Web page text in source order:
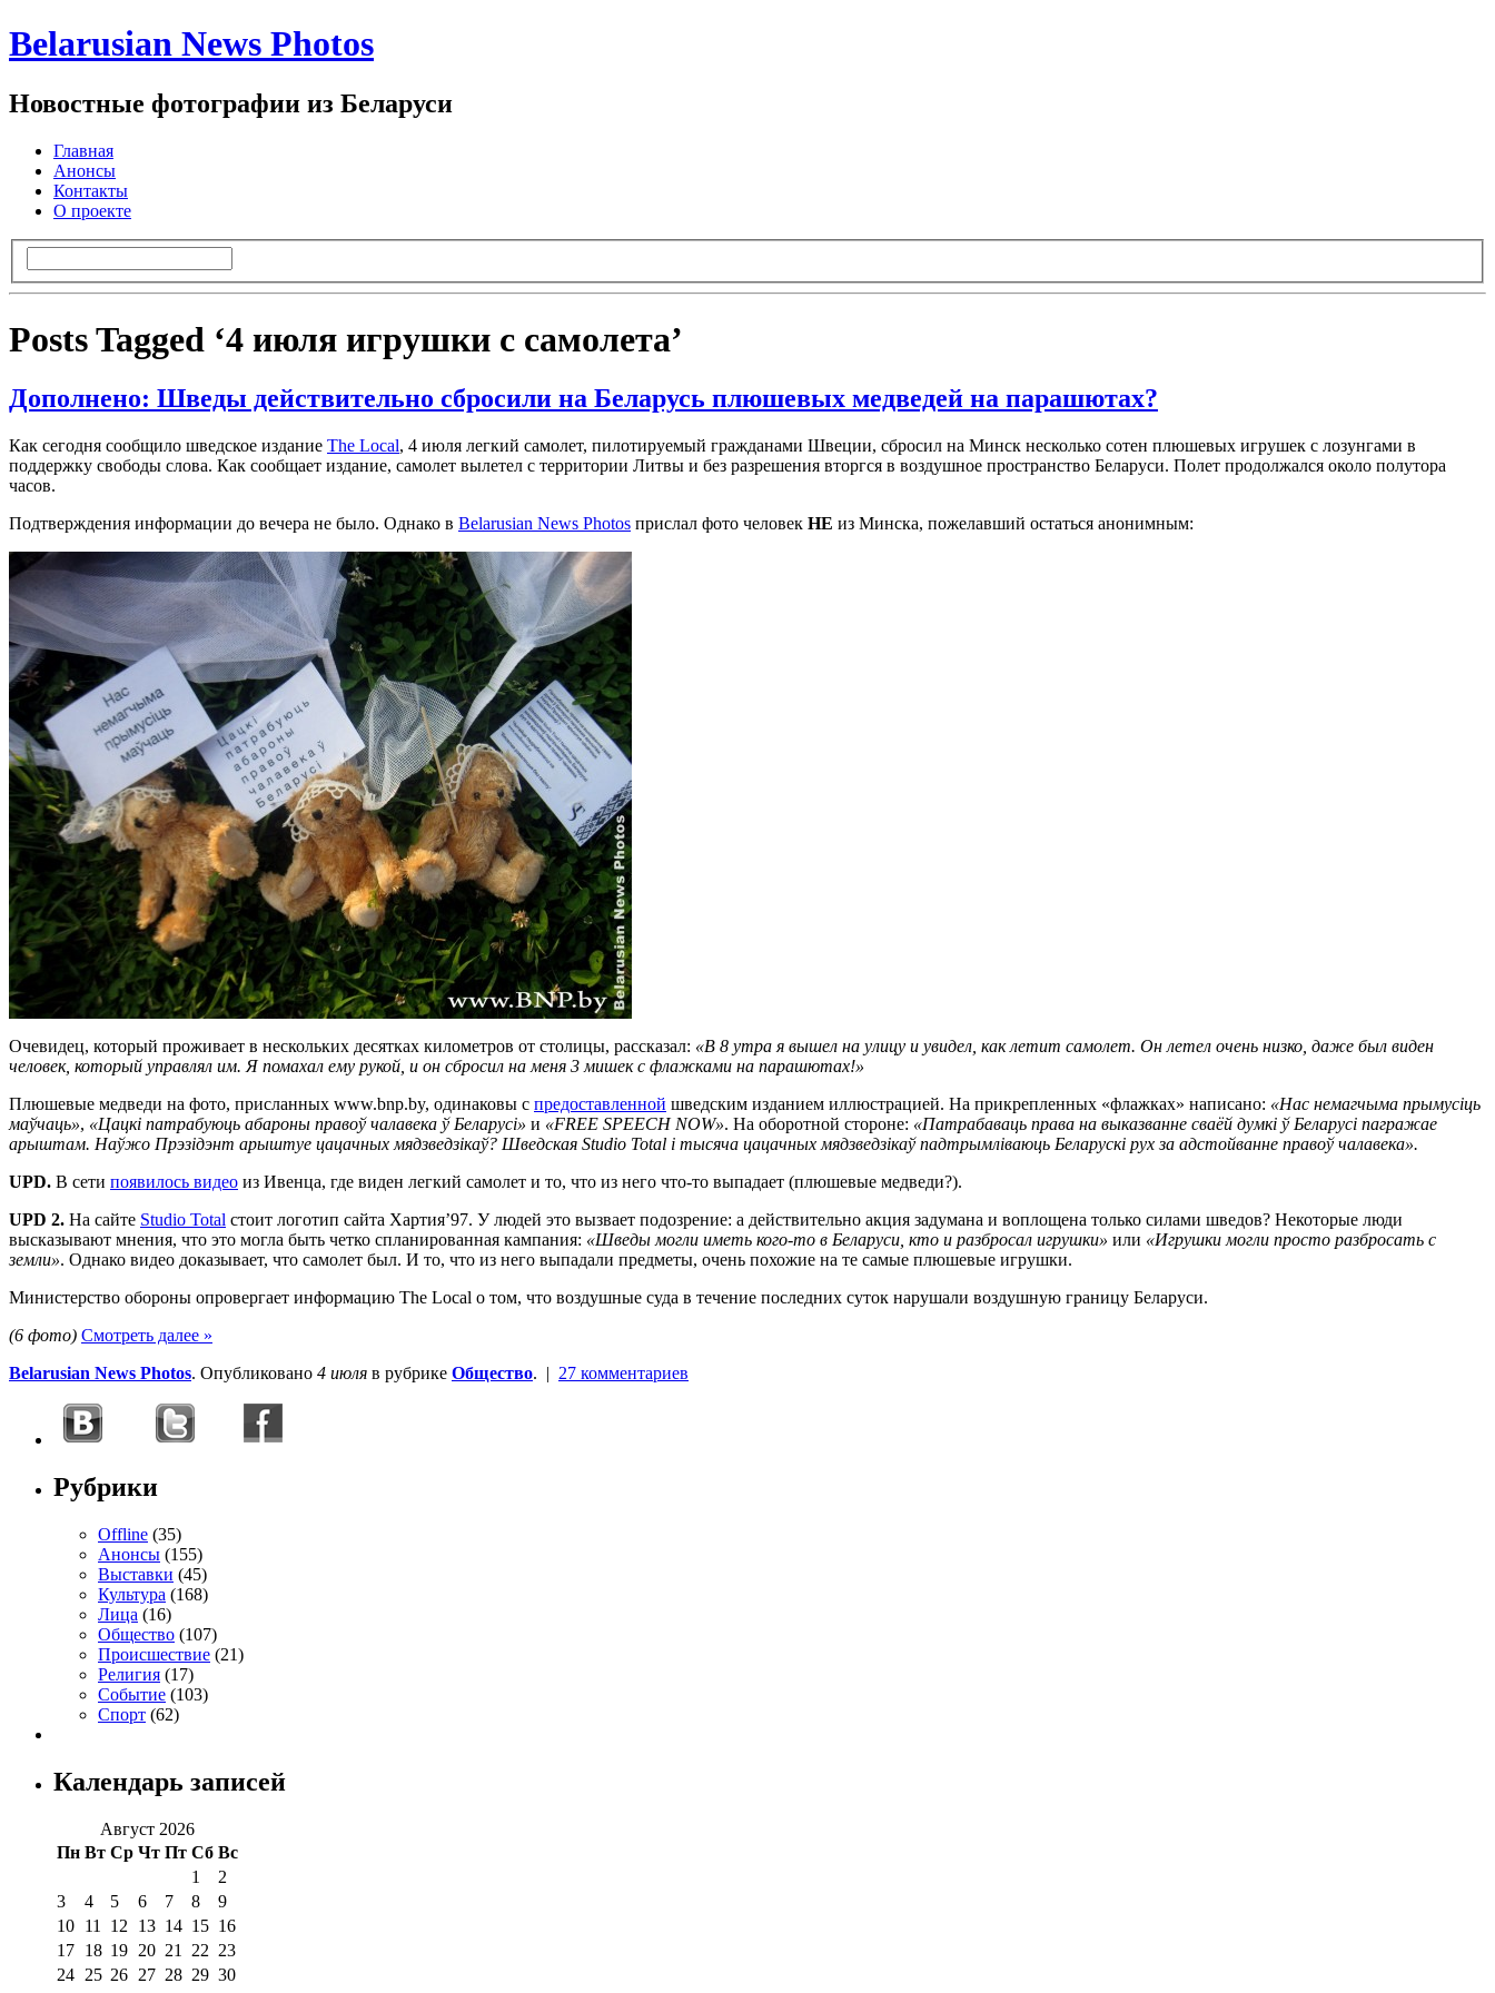
Belarusian News Photos
Новостные фотографии из Беларуси
Главная
Анонсы
Контакты
О проекте
Posts Tagged ‘4 июля игрушки с самолета’
Дополнено: Шведы действительно сбросили на Беларусь плюшевых медведей на парашютах?
Как сегодня сообщило шведское издание The Local, 4 июля легкий самолет, пилотируемый гражданами Швеции, сбросил на Минск несколько сотен плюшевых игрушек с лозунгами в
поддержку свободы слова. Как сообщает издание, самолет вылетел с территории Литвы и без разрешения вторгся в воздушное пространство Беларуси. Полет продолжался около полутора
часов.
Подтверждения информации до вечера не было. Однако в Belarusian News Photos прислал фото человек НЕ из Минска, пожелавший остаться анонимным:
Очевидец, который проживает в нескольких десятках километров от столицы, рассказал: «В 8 утра я вышел на улицу и увидел, как летит самолет. Он летел очень низко, даже был виден
человек, который управлял им. Я помахал ему рукой, и он сбросил на меня 3 мишек с флажками на парашютах!»
Плюшевые медведи на фото, присланных www.bnp.by, одинаковы с предоставленной шведским изданием иллюстрацией. На прикрепленных «флажках» написано: «Нас немагчыма прымусіць
маўчаць», «Цацкі патрабуюць абароны правоў чалавека ў Беларусі» и «FREE SPEECH NOW». На оборотной стороне: «Патрабаваць права на выказванне сваёй думкі ў Беларусі пагражае
арыштам. Наўжо Прэзідэнт арыштуе цацачных мядзведзікаў? Шведская Studio Total і тысяча цацачных мядзведзікаў падтрымліваюць Беларускі рух за адстойванне правоў чалавека».
UPD. В сети появилось видео из Ивенца, где виден легкий самолет и то, что из него что-то выпадает (плюшевые медведи?).
UPD 2. На сайте Studio Total стоит логотип сайта Хартия’97. У людей это вызвает подозрение: а действительно акция задумана и воплощена только силами шведов? Некоторые люди
высказывают мнения, что это могла быть четко спланированная кампания: «Шведы могли иметь кого-то в Беларуси, кто и разбросал игрушки» или «Игрушки могли просто разбросать с
земли». Однако видео доказывает, что самолет был. И то, что из него выпадали предметы, очень похожие на те самые плюшевые игрушки.
Министерство обороны опровергает информацию The Local о том, что воздушные суда в течение последних суток нарушали воздушную границу Беларуси.
(6 фото) Смотреть далее »
Belarusian News Photos. Опубликовано 4 июля в рубрике Общество. | 27 комментариев
Рубрики
Offline (35)
Анонсы (155)
Выставки (45)
Культура (168)
Лица (16)
Общество (107)
Происшествие (21)
Религия (17)
Событие (103)
Спорт (62)
Календарь записей
Август 2026
Пн Вт Ср Чт Пт Сб Вс
1
2
3
4 5 6 7 8
9
10 11 12 13 14 15 16
17 18 19 20 21 22 23
24 25 26 27 28 29 30